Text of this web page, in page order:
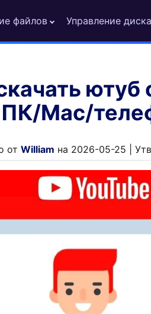
файлов Управление
ПК/Mac/
от William на 2026-05-25 |